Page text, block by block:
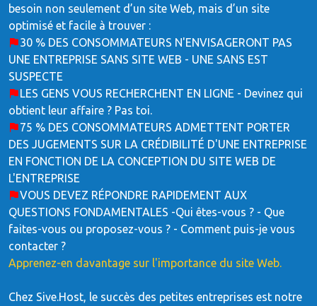
besoin non seulement d’un site Web, mais d’un site
optimisé et facile à trouver :
30 % DES CONSOMMATEURS N'ENVISAGERONT PAS
UNE ENTREPRISE SANS SITE WEB - UNE SANS EST
SUSPECTE
LES GENS VOUS RECHERCHENT EN LIGNE - Devinez qui
obtient leur affaire ? Pas toi.
75 % DES CONSOMMATEURS ADMETTENT PORTER
DES JUGEMENTS SUR LA CRÉDIBILITÉ D'UNE ENTREPRISE
EN FONCTION DE LA CONCEPTION DU SITE WEB DE
L'ENTREPRISE
VOUS DEVEZ RÉPONDRE RAPIDEMENT AUX
QUESTIONS FONDAMENTALES -Qui êtes-vous ? - Que
faites-vous ou proposez-vous ? - Comment puis-je vous
contacter ?
Apprenez-en davantage sur l'importance du site Web.
Chez Sive.Host, le succès des petites entreprises est notre